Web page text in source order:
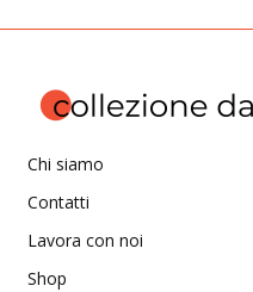
Chi siamo
Contatti
Lavora con noi
Shop